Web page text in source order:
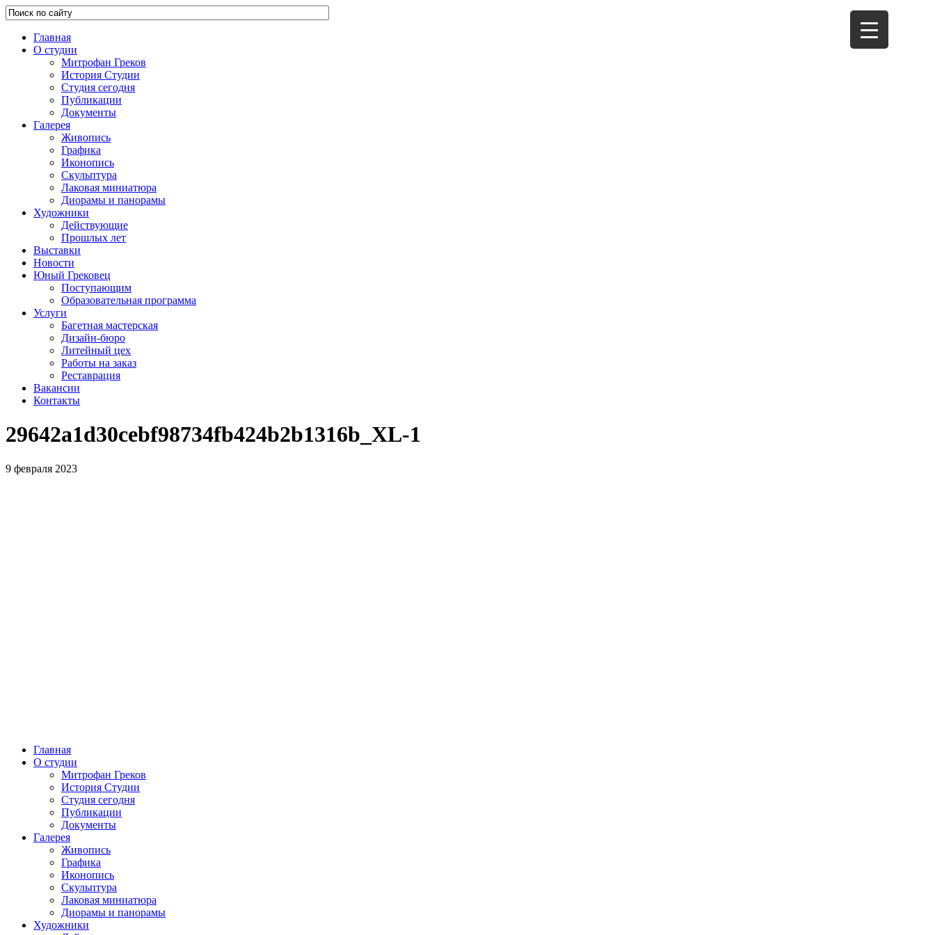
Главная
О студии
Митрофан Греков
История Студии
Студия сегодня
Публикации
Документы
Галерея
Живопись
Графика
Иконопись
Скульптура
Лаковая миниатюра
Диорамы и панорамы
Художники
Действующие
Прошлых лет
Выставки
Новости
Юный Грековец
Поступающим
Образовательная программа
Услуги
Багетная мастерская
Дизайн-бюро
Литейный цех
Работы на заказ
Реставрация
Вакансии
Контакты
29642a1d30cebf98734fb424b2b1316b_XL‑1
9 февраля 2023
Главная
О студии
Митрофан Греков
История Студии
Студия сегодня
Публикации
Документы
Галерея
Живопись
Графика
Иконопись
Скульптура
Лаковая миниатюра
Диорамы и панорамы
Художники